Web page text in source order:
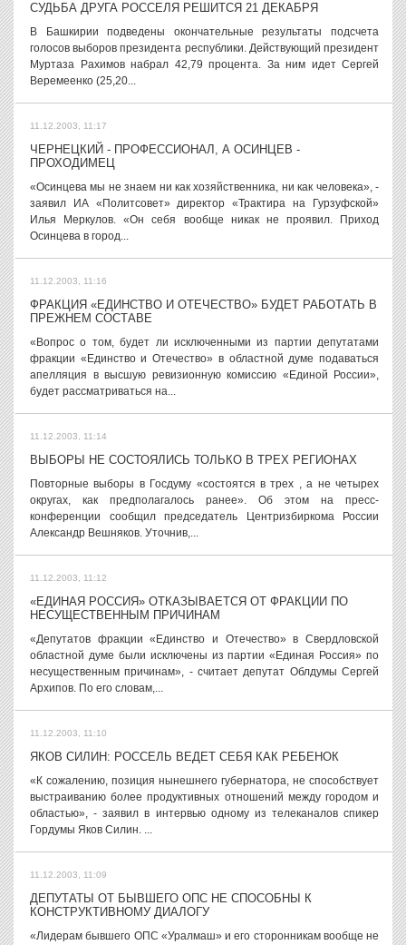
СУДЬБА ДРУГА РОССЕЛЯ РЕШИТСЯ 21 ДЕКАБРЯ
В Башкирии подведены окончательные результаты подсчета
голосов выборов президента республики. Действующий президент
Муртаза Рахимов набрал 42,79 процента. За ним идет Сергей
Веремеенко (25,20...
11.12.2003, 11:17
ЧЕРНЕЦКИЙ - ПРОФЕССИОНАЛ, А ОСИНЦЕВ -
ПРОХОДИМЕЦ
«Осинцева мы не знаем ни как хозяйственника, ни как человека», -
заявил ИА «Политсовет» директор «Трактира на Гурзуфской»
Илья Меркулов. «Он себя вообще никак не проявил. Приход
Осинцева в город...
11.12.2003, 11:16
ФРАКЦИЯ «ЕДИНСТВО И ОТЕЧЕСТВО» БУДЕТ РАБОТАТЬ В
ПРЕЖНЕМ СОСТАВЕ
«Вопрос о том, будет ли исключенными из партии депутатами
фракции «Единство и Отечество» в областной думе подаваться
апелляция в высшую ревизионную комиссию «Единой России»,
будет рассматриваться на...
11.12.2003, 11:14
ВЫБОРЫ НЕ СОСТОЯЛИСЬ ТОЛЬКО В ТРЕХ РЕГИОНАХ
Повторные выборы в Госдуму «состоятся в трех , а не четырех
округах, как предполагалось ранее». Об этом на пресс-
конференции сообщил председатель Центризбиркома России
Александр Вешняков. Уточнив,...
11.12.2003, 11:12
«ЕДИНАЯ РОССИЯ» ОТКАЗЫВАЕТСЯ ОТ ФРАКЦИИ ПО
НЕСУЩЕСТВЕННЫМ ПРИЧИНАМ
«Депутатов фракции «Единство и Отечество» в Свердловской
областной думе были исключены из партии «Единая Россия» по
несущественным причинам», - считает депутат Облдумы Сергей
Архипов. По его словам,...
11.12.2003, 11:10
ЯКОВ СИЛИН: РОССЕЛЬ ВЕДЕТ СЕБЯ КАК РЕБЕНОК
«К сожалению, позиция нынешнего губернатора, не способствует
выстраиванию более продуктивных отношений между городом и
областью», - заявил в интервью одному из телеканалов спикер
Гордумы Яков Силин. ...
11.12.2003, 11:09
ДЕПУТАТЫ ОТ БЫВШЕГО ОПС НЕ СПОСОБНЫ К
КОНСТРУКТИВНОМУ ДИАЛОГУ
«Лидерам бывшего ОПС «Уралмаш» и его сторонникам вообще не